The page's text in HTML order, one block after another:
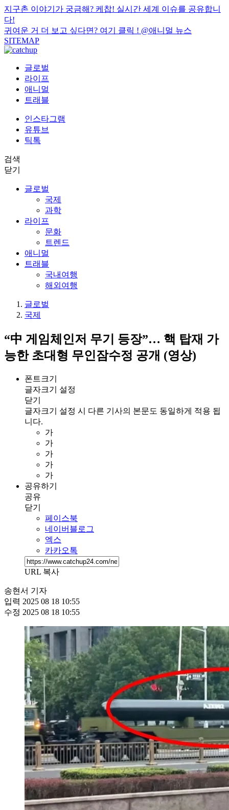
지구촌 이야기가 궁금해? 케찹! 실시간 세계 이슈를 공유합니
다!
귀여운 거 더 보고 싶다면? 여기 클릭 ! @애니멀 뉴스
SITEMAP
글로벌
라이프
애니멀
트래블
인스타그램
유튜브
틱톡
검색
닫기
글로벌
국제
과학
라이프
문화
트렌드
애니멀
트래블
국내여행
해외여행
글로벌
국제
“中 게임체인저 무기 등장”… 핵 탑재 가
능한 초대형 무인잠수정 공개 (영상)
폰트크기
글자크기 설정
닫기
글자크기 설정 시 다른 기사의 본문도 동일하게 적용 됩
니다.
가
가
가
가
가
공유하기
공유
닫기
페이스북
네이버블로그
엑스
카카오톡
URL 복사
송현서 기자
입력 2025 08 18 10:55
수정 2025 08 18 10:55